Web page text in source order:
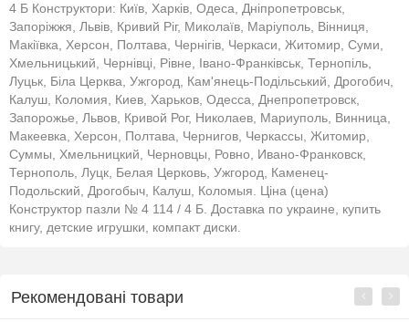
4 Б Конструктори: Київ, Харків, Одеса, Дніпропетровськ,
Запоріжжя, Львів, Кривий Ріг, Миколаїв, Маріуполь, Вінниця,
Макіївка, Херсон, Полтава, Чернігів, Черкаси, Житомир, Суми,
Хмельницький, Чернівці, Рівне, Івано-Франківськ, Тернопіль,
Луцьк, Біла Церква, Ужгород, Кам'янець-Подільський, Дрогобич,
Калуш, Коломия, Киев, Харьков, Одесса, Днепропетровск,
Запорожье, Львов, Кривой Рог, Николаев, Мариуполь, Винница,
Макеевка, Херсон, Полтава, Чернигов, Черкассы, Житомир,
Суммы, Хмельницкий, Черновцы, Ровно, Ивано-Франковск,
Тернополь, Луцк, Белая Церковь, Ужгород, Каменец-
Подольский, Дрогобыч, Калуш, Коломыя. Ціна (цена)
Конструктор пазли № 4 114 / 4 Б. Доставка по украине, купить
книгу, детские игрушки, компакт диски.
Рекомендовані товари